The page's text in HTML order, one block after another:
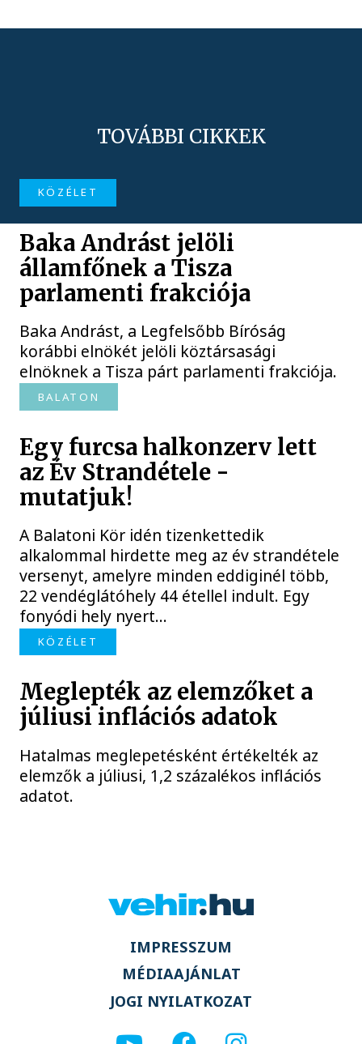
TOVÁBBI CIKKEK
KÖZÉLET
Baka Andrást jelöli
államfőnek a Tisza
parlamenti frakciója
Baka Andrást, a Legfelsőbb Bíróság
korábbi elnökét jelöli köztársasági
elnöknek a Tisza párt parlamenti frakciója.
BALATON
Egy furcsa halkonzerv lett
az Év Strandétele -
mutatjuk!
A Balatoni Kör idén tizenkettedik
alkalommal hirdette meg az év strandétele
versenyt, amelyre minden eddiginél több,
22 vendéglátóhely 44 étellel indult. Egy
fonyódi hely nyert...
KÖZÉLET
Meglepték az elemzőket a
júliusi inflációs adatok
Hatalmas meglepetésként értékelték az
elemzők a júliusi, 1,2 százalékos inflációs
adatot.
IMPRESSZUM
MÉDIAAJÁNLAT
JOGI NYILATKOZAT